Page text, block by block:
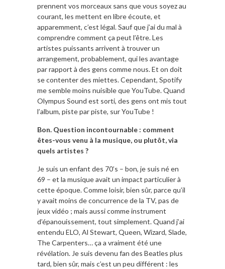
prennent vos morceaux sans que vous soyez au
courant, les mettent en libre écoute, et
apparemment, c’est légal. Sauf que j’ai du mal à
comprendre comment ça peut l’être. Les
artistes puissants arrivent à trouver un
arrangement, probablement, qui les avantage
par rapport à des gens comme nous. Et on doit
se contenter des miettes. Cependant, Spotify
me semble moins nuisible que YouTube. Quand
Olympus Sound est sorti, des gens ont mis tout
l’album, piste par piste, sur YouTube !
Bon. Question incontournable : comment
êtes-vous venu à la musique, ou plutôt, via
quels artistes ?
Je suis un enfant des 70’s – bon, je suis né en
69 – et la musique avait un impact particulier à
cette époque. Comme loisir, bien sûr, parce qu’il
y avait moins de concurrence de la TV, pas de
jeux vidéo ; mais aussi comme instrument
d’épanouissement, tout simplement. Quand j’ai
entendu ELO, Al Stewart, Queen, Wizard, Slade,
The Carpenters… ça a vraiment été une
révélation. Je suis devenu fan des Beatles plus
tard, bien sûr, mais c’est un peu différent : les